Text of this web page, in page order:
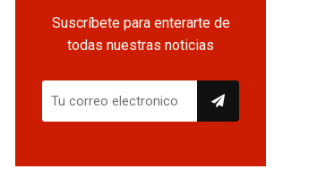
Suscríbete para enterarte de
todas nuestras noticias